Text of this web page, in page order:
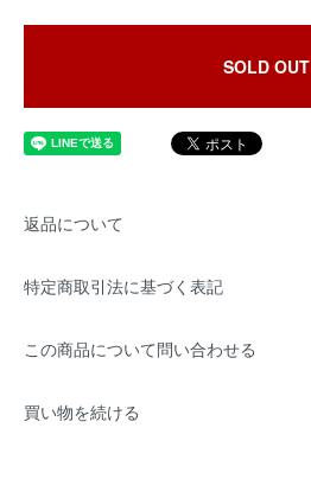
SOLD OUT
返品について
特定商取引法に基づく表記
この商品について問い合わせる
買い物を続ける